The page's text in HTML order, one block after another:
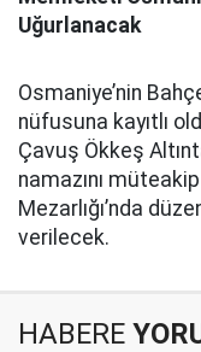
Uğurlanacak
Osmaniye’nin
nüfusuna kayıtlı
Çavuş Ökkeş
namazını
Mezarlığı’nda
verilecek.
HABERE